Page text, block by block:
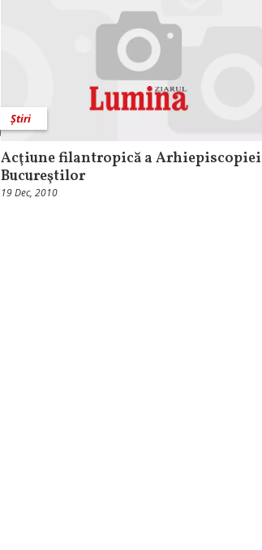
Știri
Acţiune filantropică a Arhiepiscopiei
Bucureştilor
19 Dec, 2010